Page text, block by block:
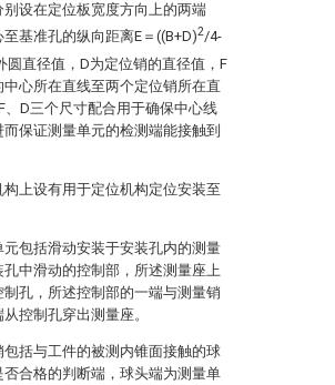
设在定位板宽度方向上的两端
基准孔的纵向距离E＝((B+D)2/4-
圆直径值，D为定位销的直径值，F
心所在直线至两个定位销所在直
、D三个尺寸配合用于确保中心线
保证测量单元的检测端能接触到
上设有用于定位机构定位安装至
包括滑动安装于安装孔内的测量
中滑动的控制部，所述测量座上
孔，所述控制部的一端与测量销
控制孔穿出测量座。
括与工件的被测内锥面接触的球
合格的判断端，球头端为测量单